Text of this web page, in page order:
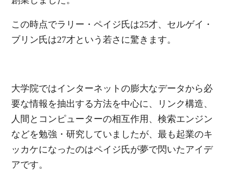
この時点でラリー・ペイジ氏は25才、セルゲイ・
ブリン氏は27才という若さに驚きます。
大学院ではインターネットの膨大なデータから必
要な情報を抽出する方法を中心に、リンク構造、
人間とコンピューターの相互作用、検索エンジン
などを勉強・研究していましたが、最も起業のキ
ッカケになったのはペイジ氏が夢で閃いたアイデ
アです。